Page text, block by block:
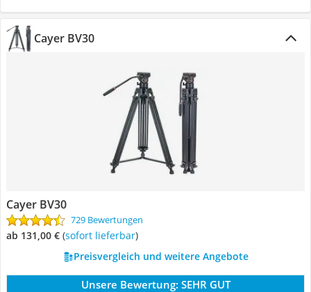
Cayer BV30
Cayer BV30
729 Bewertungen
ab 131,00 € ( Sofort lieferbar)
Preisvergleich und weitere Angebote
Unsere Bewertung: SEHR GUT